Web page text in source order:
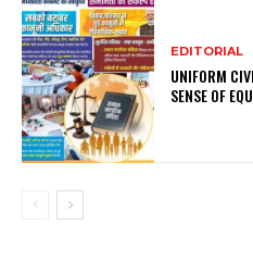
EDITORIAL
UNIFORM
SENSE OF